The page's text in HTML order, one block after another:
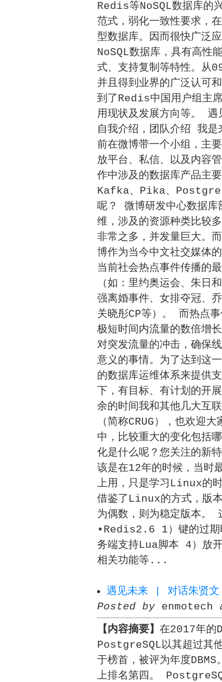
Redis等NoSQL数据库的
范式，弱化一致性要求，
型数据库。因而很快广泛
NoSQL数据库，具有高性
式、支持复制等特性。从
并且得到业界的广泛认可
到了Redis中国用户组主
用现状及发展方向等。
自我介绍，团队介绍 我是
前在微博带一个小组，主
放平台、私信、以及内容
作中涉及的数据库产品主
Kafka、Pika、
呢？ 微博研发中心数据库
维，涉及的资源种类比较
非常之多，并发量巨大。
博作为当今中文社交媒体
当前社会热点事件传播的
（如：里约奥运会、朱日
强离婚事件、女排夺冠、
关晓彤CP等）。 而热点
极短时间内流量的数倍增
对突发流量的冲击，确保
意义的事情。为了达到这
的数据库运维体系来提供
下，有目标、有计划的开
余的时间我和其他几大互
（简称CRUG），也欢迎
中，比较重大的变化包括
化是什么呢？您关注的新
该是在12年的时候，当时
上用，只是学习Linux的
借鉴了Linux的方式，版
为偶数，则为稳定版本。
•Redis2.6 1）键的过期
务端支持Lua脚本 4）放
相关功能等...
遇见未来 | 对话朱贤文
Posted by enmotech
【内容摘要】 在2017年的
PostgreSQL以其超过其
于榜首，被评为年度
上排名第四。